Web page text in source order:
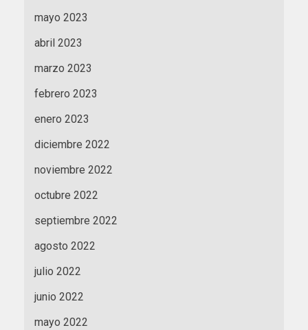
mayo 2023
abril 2023
marzo 2023
febrero 2023
enero 2023
diciembre 2022
noviembre 2022
octubre 2022
septiembre 2022
agosto 2022
julio 2022
junio 2022
mayo 2022